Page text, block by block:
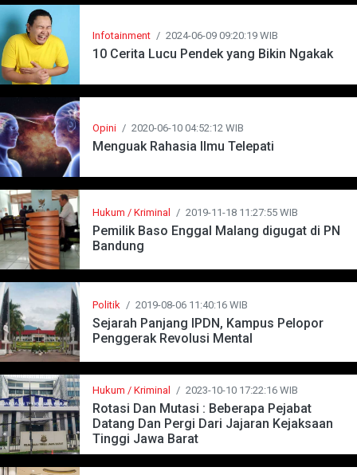
Infotainment / 2024-06-09 09:20:19 WIB
10 Cerita Lucu Pendek yang Bikin Ngakak
Opini / 2020-06-10 04:52:12 WIB
Menguak Rahasia Ilmu Telepati
Hukum / Kriminal / 2019-11-18 11:27:55 WIB
Pemilik Baso Enggal Malang digugat di PN
Bandung
Politik / 2019-08-06 11:40:16 WIB
Sejarah Panjang IPDN, Kampus Pelopor
Penggerak Revolusi Mental
Hukum / Kriminal / 2023-10-10 17:22:16 WIB
Rotasi Dan Mutasi : Beberapa Pejabat
Datang Dan Pergi Dari Jajaran Kejaksaan
Tinggi Jawa Barat